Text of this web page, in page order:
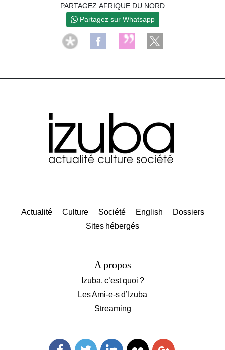
PARTAGEZ AFRIQUE DU NORD
Partagez sur Whatsapp
Actualité Culture Société English
Dossiers
Sites hébergés
A propos
Izuba, c’est quoi ?
Les Ami-e-s d’Izuba
Streaming